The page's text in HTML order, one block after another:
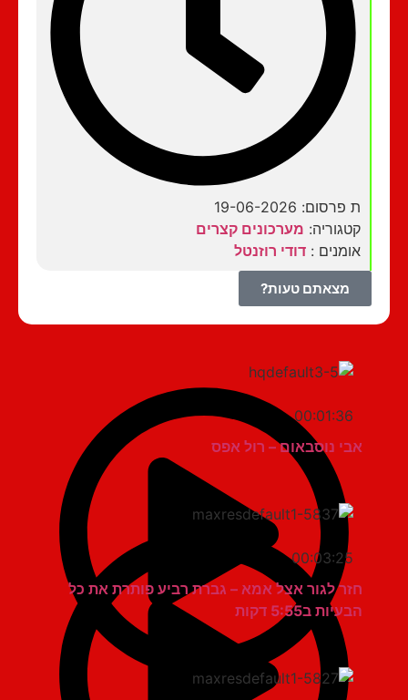
ת פרסום: 19-06-2026
קטגוריה:מערכונים קצרים
אומנים :דודי רוזנטל
מצאתם טעות?
00:01:36
אבי נוסבאום – רול אפס
00:03:25
חזר לגור אצל אמא – גברת רביע פותרת את כל
הבעיות ב5:55 דקות